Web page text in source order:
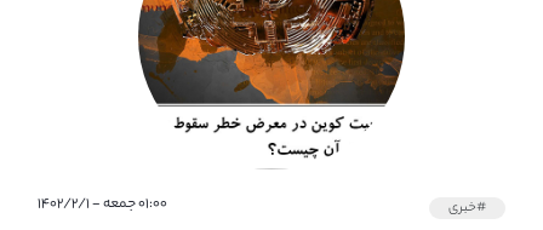
#خبری ۰۱:۰۰ جمعه - ۱۴۰۲/۲/۱